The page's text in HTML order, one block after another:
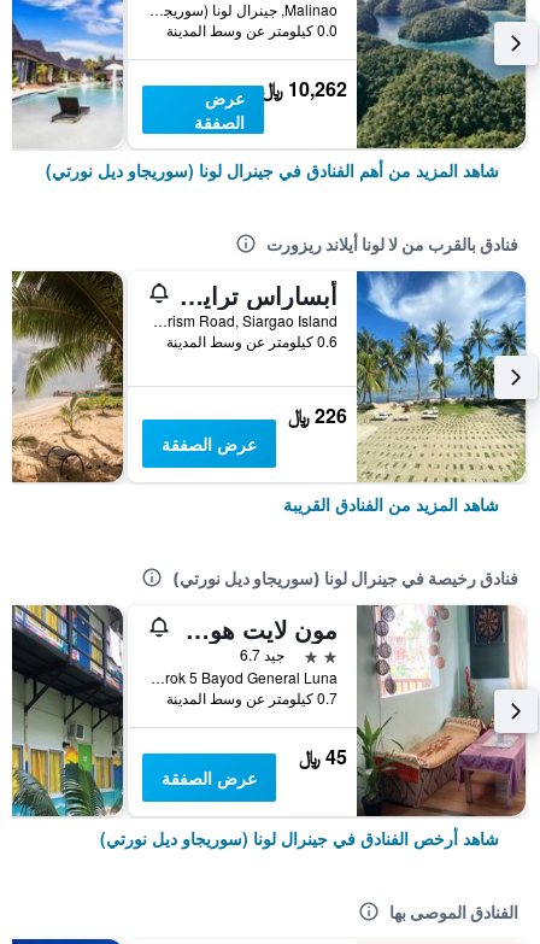
Malinao, جينرال لونا (سوريجاو ديل نورتي), الفلبين
0.0 كيلومتر عن وسط المدينة
10,262 ﷼
عرض
الصفقة
شاهد المزيد من أهم الفنادق في جينرال لونا (سوريجاو ديل نورتي)
فنادق بالقرب من لا لونا أيلاند ريزورت
أبساراس ترايب - سيارغاو
Tourism Road, Siargao Island, جينرال لونا (سوريجاو ديل نورتي), الفلبين
0.6 كيلومتر عن وسط المدينة
226 ﷼
عرض الصفقة
شاهد المزيد من الفنادق القريبة
فنادق رخيصة في جينرال لونا (سوريجاو ديل نورتي)
مون لايت هوم ستاي
2 نجمتين
جيد 6.7
Purok 5 Bayod General Luna, جينرال لونا (سوريجاو ديل نورتي), الفلبين
0.7 كيلومتر عن وسط المدينة
45 ﷼
عرض الصفقة
شاهد أرخص الفنادق في جينرال لونا (سوريجاو ديل نورتي)
الفنادق الموصى بها